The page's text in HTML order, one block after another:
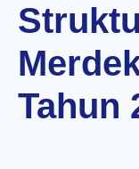
Tahun